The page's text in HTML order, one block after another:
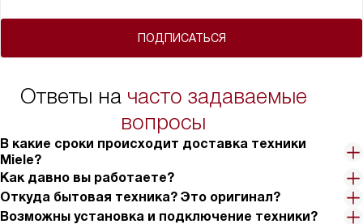
ПОДПИСАТЬСЯ
Ответы на часто задаваемые
вопросы
В какие сроки происходит доставка техники
Miele?
Как давно вы работаете?
Откуда бытовая техника? Это оригинал?
Возможны установка и подключение техники?